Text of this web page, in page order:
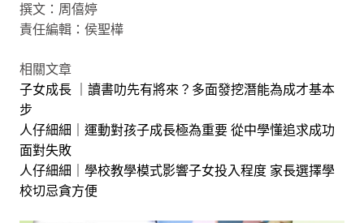
撰文：周僖婷
責任編輯：侯聖樺
相關文章
子女成長 ｜讀書叻先有將來？多面發挖潛能為成才基本
步
人仔細細｜運動對孩子成長極為重要 從中學懂追求成功
面對失敗
人仔細細｜學校教學模式影響子女投入程度 家長選擇學
校切忌貪方便